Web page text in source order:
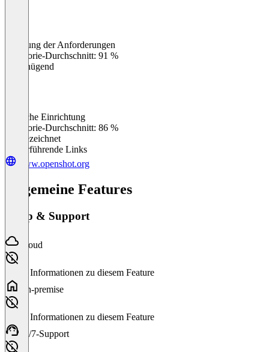
Erfüllung der Anforderungen
Kategorie-Durchschnitt: 91 %
Ungenügend
Einfache Einrichtung
Kategorie-Durchschnitt: 86 %
Ausgezeichnet
Weiterführende Links
www.openshot.org
Allgemeine Features
Setup & Support
Cloud
Keine Informationen zu diesem Feature
On-premise
Keine Informationen zu diesem Feature
24/7-Support